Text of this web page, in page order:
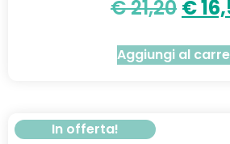
€21,20 €
Aggiungi al
In offerta!